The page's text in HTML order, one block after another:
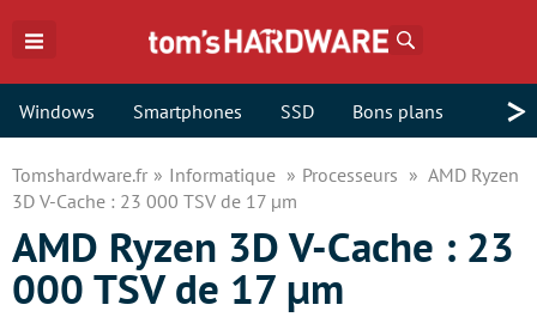
Windows Smartphones SSD Bons plans >
Tomshardware.fr Informatique Processeurs
AMD Ryzen
3D V-Cache : 23 000 TSV de 17 µm
AMD Ryzen 3D V-Cache : 23
000 TSV de 17 µm